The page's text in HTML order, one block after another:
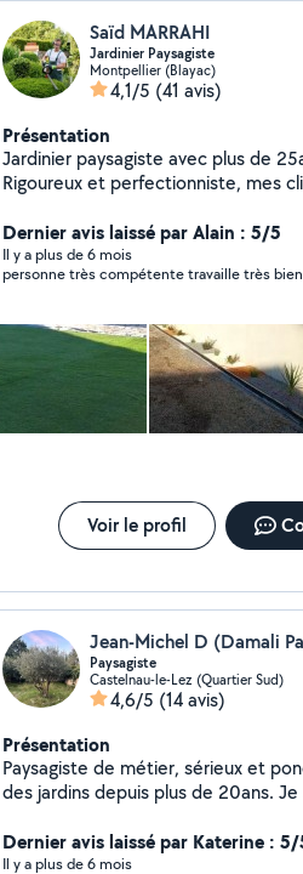
Saïd MARRAHI
Jardinier Paysagiste
Montpellier (Blayac)
4,1/5 (41 avis)
Présentation
Jardinier paysagiste avec plus de
Rigoureux et perfectionniste, mes
petites maçonnerie, pose de
peinture, pose de placo, petits
etc... Travaux : - Pose d'arrosage automatique -
Pose de parquet - Pose de
Pose gazon synthétique - Tondre le
Débroussailleuse - Coupe d'arbres
Petits travaux de maçonnerie -
bricoles électrique - Pose de placo
Dernier avis laissé par Alain : 5/5
Il y a plus de 6 mois
personne très compétente
Voir le profil
Paysagiste
Castelnau-le-Lez (Quartier Sud)
4,6/5 (14 avis)
Présentation
Paysagiste de métier, sérieux et
des jardins depuis plus de 20ans.
et d un BEP aménagement de l
spécialités sont le
Dernier avis laissé par Katerine : 5/
Il y a plus de 6 mois